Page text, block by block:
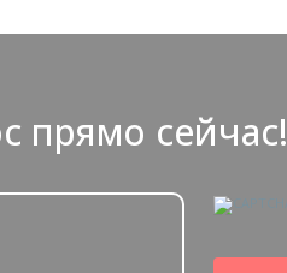
прямо сейчас!